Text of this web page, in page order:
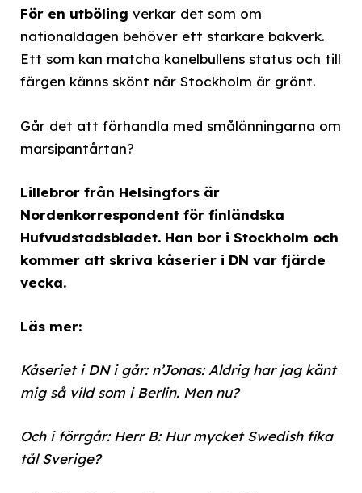
För en utböling verkar det som om
nationaldagen behöver ett starkare bakverk.
Ett som kan matcha kanelbullens status och till
färgen känns skönt när Stockholm är grönt.
Går det att förhandla med smålänningarna om
marsipantårtan?
Lillebror från Helsingfors är
Nordenkorrespondent för finländska
Hufvudstadsbladet. Han bor i Stockholm och
kommer att skriva kåserier i DN var fjärde
vecka.
Läs mer:
Kåseriet i DN i går: n’Jonas: Aldrig har jag känt
mig så vild som i Berlin. Men nu?
Och i förrgår: Herr B: Hur mycket Swedish fika
tål Sverige?